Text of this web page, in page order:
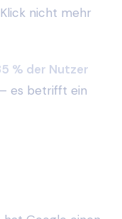
nicht mehr
% der Nutzer
es betrifft ein